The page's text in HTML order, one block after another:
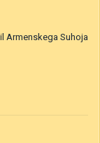
Armenskega Suhoja